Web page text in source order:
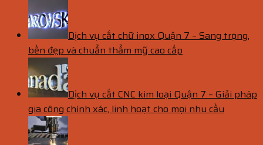
Dịch vụ cắt chữ inox Quận 7 – Sang trọng,
bền đẹp và chuẩn thẩm mỹ cao cấp
Dịch vụ cắt CNC kim loại Quận 7 – Giải pháp
gia công chính xác, linh hoạt cho mọi nhu cầu